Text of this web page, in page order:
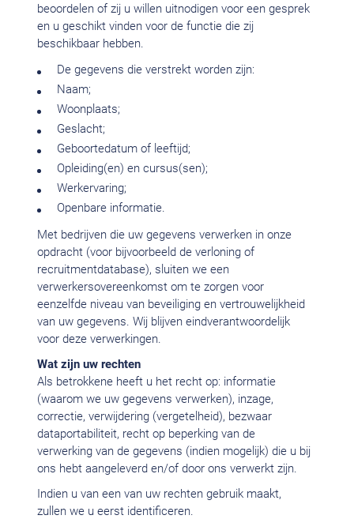
beoordelen of zij u willen uitnodigen voor een gesprek
en u geschikt vinden voor de functie die zij
beschikbaar hebben.
De gegevens die verstrekt worden zijn:
Naam;
Woonplaats;
Geslacht;
Geboortedatum of leeftijd;
Opleiding(en) en cursus(sen);
Werkervaring;
Openbare informatie.
Met bedrijven die uw gegevens verwerken in onze
opdracht (voor bijvoorbeeld de verloning of
recruitmentdatabase), sluiten we een
verwerkersovereenkomst om te zorgen voor
eenzelfde niveau van beveiliging en vertrouwelijkheid
van uw gegevens. Wij blijven eindverantwoordelijk
voor deze verwerkingen.
Wat zijn uw rechten
Als betrokkene heeft u het recht op: informatie
(waarom we uw gegevens verwerken), inzage,
correctie, verwijdering (vergetelheid), bezwaar
dataportabiliteit, recht op beperking van de
verwerking van de gegevens (indien mogelijk) die u bij
ons hebt aangeleverd en/of door ons verwerkt zijn.
Indien u van een van uw rechten gebruik maakt,
zullen we u eerst identificeren.